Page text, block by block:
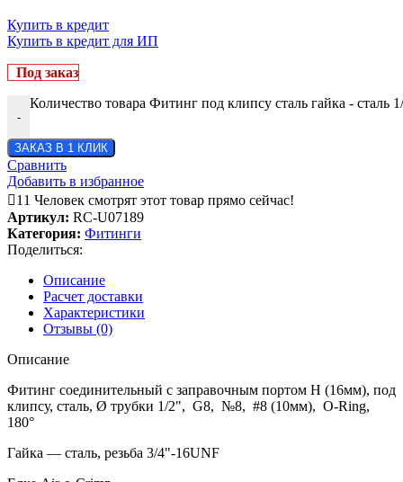
Купить в кредит
Купить в кредит для ИП
Под заказ
-
Количество товара Фитинг под клипсу сталь гайка -
ЗАКАЗ В 1 КЛИК
Сравнить
Добавить в избранное
11 Человек смотрят этот товар прямо сейчас!
Артикул: RC-U07189
Категория: Фитинги
Поделиться:
Описание
Расчет доставки
Характеристики
Отзывы (0)
Описание
Фитинг соединительный с заправочным портом Н (16мм), под
клипсу, сталь, Ø трубки 1/2", G8, №8, #8 (10мм), O-Ring,
180°
Гайка — сталь, резьба 3/4"-16UNF